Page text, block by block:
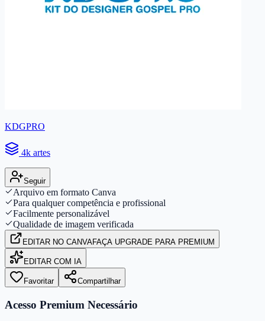
KDGPRO
4k artes
Seguir
Arquivo em formato Canva
Para qualquer competência e profissional
Facilmente personalizável
Qualidade de imagem verificada
EDITAR NO CANVAFAÇA UPGRADE PARA PREMIUM
EDITAR COM IA
Favoritar Compartilhar
Acesso Premium Necessário